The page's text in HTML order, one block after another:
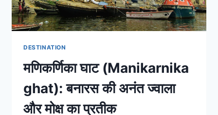
DESTINATION
मणिकर्णिका घाट (Manikarnika
ghat): बनारस की अनंत ज्वाला
और मोक्ष का प्रतीक